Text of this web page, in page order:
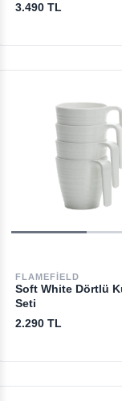
3.490 TL
FLAMEFIELD
Soft White Dörtlü
Seti
2.290 TL